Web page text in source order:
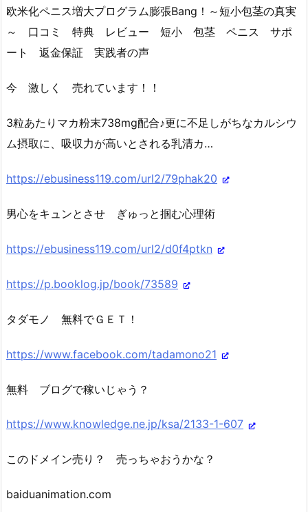
欧米化ペニス増大プログラム膨張Bang！～短小包茎の真実
～ 口コミ 特典 レビュー 短小 包茎 ペニス サポ
ート 返金保証 実践者の声
今 激しく 売れています！！
3粒あたりマカ粉末738mg配合♪更に不足しがちなカルシウ
ム摂取に、吸収力が高いとされる乳清カ…
https://ebusiness119.com/url2/79phak20
男心をキュンとさせ ぎゅっと掴む心理術
https://ebusiness119.com/url2/d0f4ptkn
https://p.booklog.jp/book/73589
タダモノ 無料でＧＥＴ！
https://www.facebook.com/tadamono21
無料 ブログで稼いじゃう？
https://www.knowledge.ne.jp/ksa/2133-1-607
このドメイン売り？ 売っちゃおうかな？
baiduanimation.com